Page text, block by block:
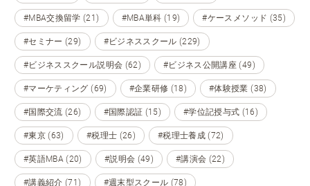
#MBA交換留学 (21) #MBA単科 (19) #ケースメソッド (35)
#セミナー (29) #ビジネススクール (229)
#ビジネススクール説明会 (62) #ビジネス公開講座 (49)
#マーケティング (69) #企業研修 (18) #体験授業 (38)
#国際交流 (26) #国際認証 (15) #学位記授与式 (16)
#東京 (63) #税理士 (26) #税理士養成 (72)
#英語MBA (20) #説明会 (49) #講演会 (22)
#講義紹介 (71) #週末型スクール (78)